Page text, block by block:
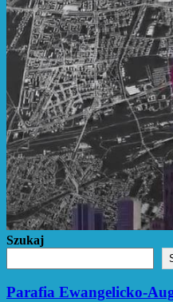
Szukaj
Parafia Ewangelicko-